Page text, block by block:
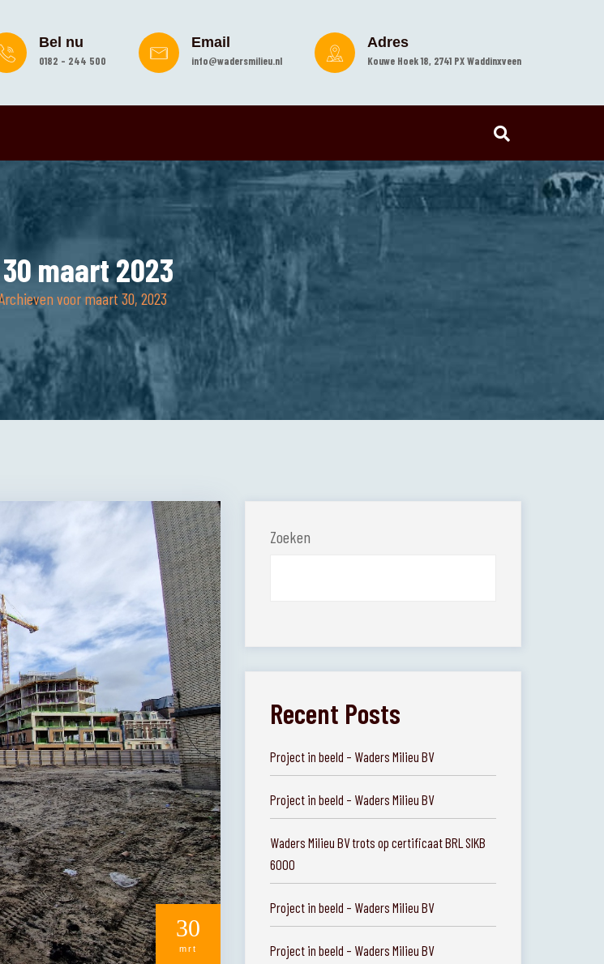
Bel nu
0182 - 244 500
Email
info@wadersmilieu.nl
Adres
Kouwe Hoek 18, 2741 PX Waddinxveen
30 maart 2023
voor maart 30, 2023
30
mrt
Zoeken
Recent Posts
Project in beeld – Waders Milieu BV
Project in beeld – Waders Milieu BV
Waders Milieu BV trots op certificaat BRL SIKB
6000
Project in beeld – Waders Milieu BV
Project in beeld – Waders Milieu BV